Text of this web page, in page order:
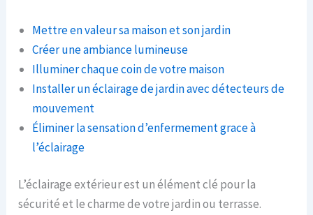
Mettre en valeur sa maison et son jardin
Créer une ambiance lumineuse
Illuminer chaque coin de votre maison
Installer un éclairage de jardin avec détecteurs de
mouvement
Éliminer la sensation d’enfermement grace à
l’éclairage
L’éclairage extérieur est un élément clé pour la
sécurité et le charme de votre jardin ou terrasse.